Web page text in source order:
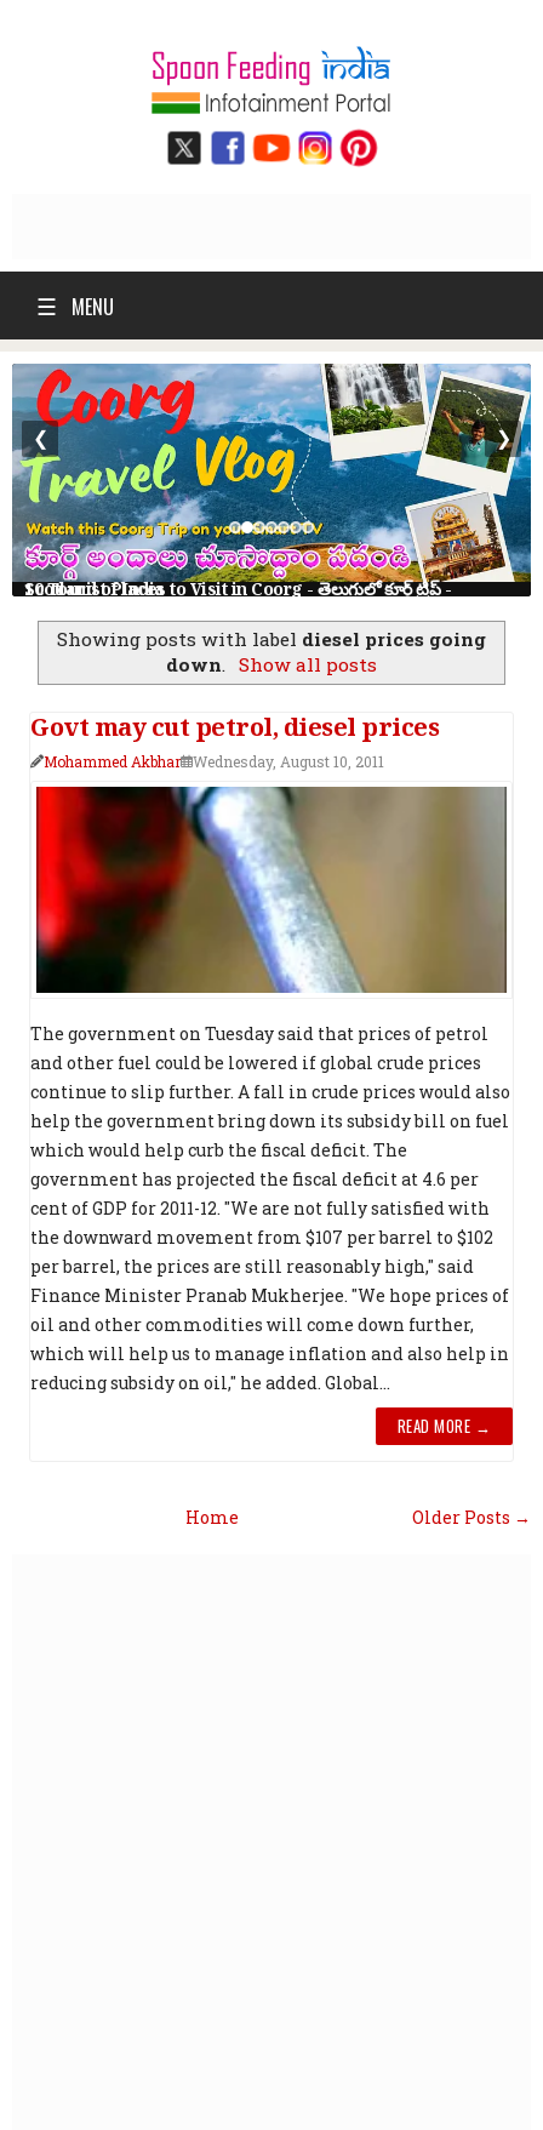
☰ MENU
10 Tourist Places to Visit in Coorg - తెలుగులో కూర్గ్ ట్రిప్ - Scotland of India
❮ ❯
Showing posts with label diesel prices going
down. Show all posts
Govt may cut petrol, diesel prices
Mohammed Akbhar Wednesday, August 10, 2011
The government on Tuesday said that prices of petrol
and other fuel could be lowered if global crude prices
continue to slip further. A fall in crude prices would also
help the government bring down its subsidy bill on fuel
which would help curb the fiscal deficit. The
government has projected the fiscal deficit at 4.6 per
cent of GDP for 2011-12. "We are not fully satisfied with
the downward movement from $107 per barrel to $102
per barrel, the prices are still reasonably high," said
Finance Minister Pranab Mukherjee. "We hope prices of
oil and other commodities will come down further,
which will help us to manage inflation and also help in
reducing subsidy on oil," he added. Global...
READ MORE →
Older Posts →
Home